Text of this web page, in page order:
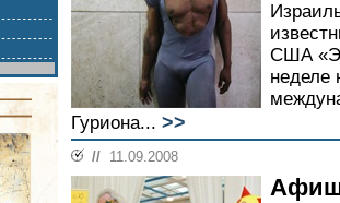
США
неделе
Гуриона... >>
// 11.09.2008